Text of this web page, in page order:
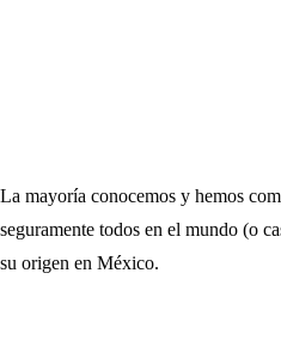
La mayoría conocemos y hemos
seguramente todos en el mundo (o
su origen en México.